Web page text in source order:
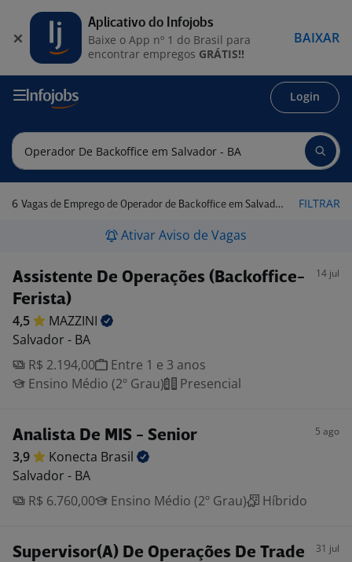
Login
6 Vagas de Emprego de Operador de Backoffice em Salvador - BA FILTRAR
Ativar Aviso de Vagas
Assistente De Operações (Backoffice-
Ferista)
14 jul
4,5
MAZZINI
Salvador - BA
R$ 2.194,00
Entre 1 e 3 anos
Ensino Médio (2º Grau)
Presencial
Analista De MIS - Senior 5 ago
3,9 Konecta Brasil
Salvador - BA
R$ 6.760,00
Ensino Médio (2º Grau) Híbrido
Supervisor(A) De Operações De Trade
31 jul
Aplicativo do Infojobs
Baixe o App nº 1 do Brasil para
encontrar empregos GRÁTIS!!
BAIXAR